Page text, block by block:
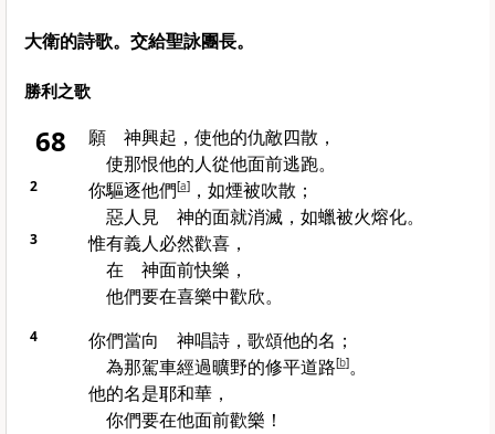
大衛的詩歌。交給聖詠團長。
勝利之歌
68
願 神興起，使他的仇敵四散，
使那恨他的人從他面前逃跑。
2 你驅逐他們[a]，如煙被吹散；
惡人見 神的面就消滅，如蠟被火熔化。
3
惟有義人必然歡喜，
在 神面前快樂，
他們要在喜樂中歡欣。
4
你們當向 神唱詩，歌頌他的名；
為那駕車經過曠野的修平道路[b]。
他的名是耶和華，
你們要在他面前歡樂！